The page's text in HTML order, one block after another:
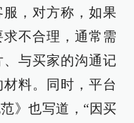
，对方称，如果
不合理，通常需
与买家的沟通记
料。同时，平台
》也写道，“因买